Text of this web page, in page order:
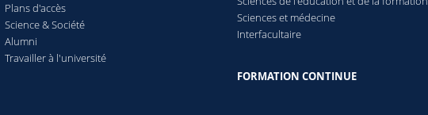
Plans d'accès
Science & Société
Alumni
Travailler à l'université
Sciences et médecine
Interfacultaire
FORMATION CONTINUE